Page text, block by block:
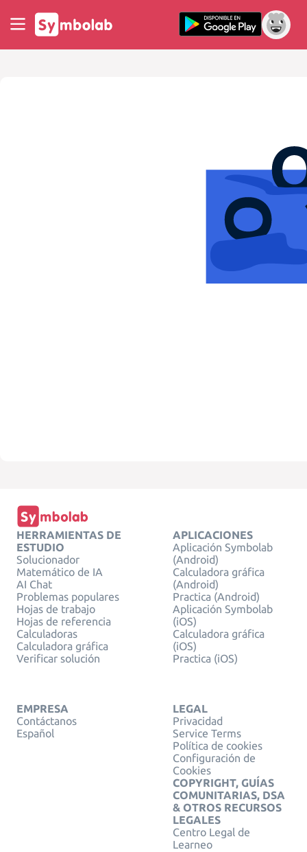
HERRAMIENTAS DE
ESTUDIO
Solucionador
Matemático de IA
AI Chat
Problemas populares
Hojas de trabajo
Hojas de referencia
Calculadoras
Calculadora gráfica
Verificar solución
APLICACIONES
Aplicación Symbolab
(Android)
Calculadora gráfica
(Android)
Practica (Android)
Aplicación Symbolab
(iOS)
Calculadora gráfica
(iOS)
Practica (iOS)
EMPRESA
Contáctanos
Español
LEGAL
Privacidad
Service Terms
Política de cookies
Configuración de
Cookies
COPYRIGHT, GUÍAS
COMUNITARIAS, DSA
& OTROS RECURSOS
LEGALES
Centro Legal de
Learneo